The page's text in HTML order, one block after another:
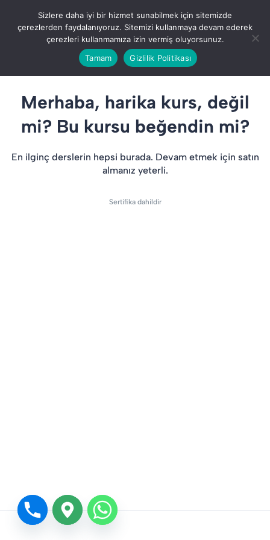
Giriş Yap
Merhaba, harika kurs, değil
mi? Bu kursu beğendin mi?
En ilginç derslerin hepsi burada. Devam etmek için satın
almanız yeterli.
Sertifika dahildir
Sizlere daha iyi bir hizmet sunabilmek için sitemizde
çerezlerden faydalanıyoruz. Sitemizi kullanmaya devam ederek
çerezleri kullanmamıza izin vermiş oluyorsunuz.
Tamam
Gizlilik Politikası